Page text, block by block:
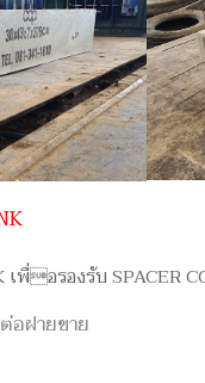
พื่อรองรับ SPACER
อฝายขาย